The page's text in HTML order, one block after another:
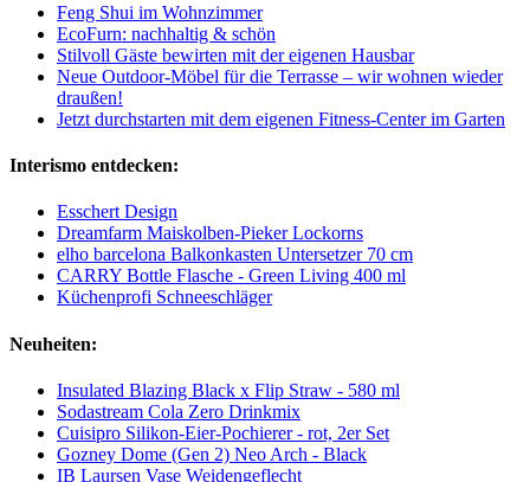
Feng Shui im Wohnzimmer
EcoFurn: nachhaltig & schön
Stilvoll Gäste bewirten mit der eigenen Hausbar
Neue Outdoor-Möbel für die Terrasse – wir wohnen wieder
draußen!
Jetzt durchstarten mit dem eigenen Fitness-Center im Garten
Interismo entdecken:
Esschert Design
Dreamfarm Maiskolben-Pieker Lockorns
elho barcelona Balkonkasten Untersetzer 70 cm
CARRY Bottle Flasche - Green Living 400 ml
Küchenprofi Schneeschläger
Neuheiten:
Insulated Blazing Black x Flip Straw - 580 ml
Sodastream Cola Zero Drinkmix
Cuisipro Silikon-Eier-Pochierer - rot, 2er Set
Gozney Dome (Gen 2) Neo Arch - Black
IB Laursen Vase Weidengeflecht